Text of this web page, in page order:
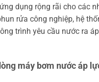
dụng rộng rãi cho các
rửa công nghiệp, hệ
trình yêu cầu nước ra
máy bơm nước áp